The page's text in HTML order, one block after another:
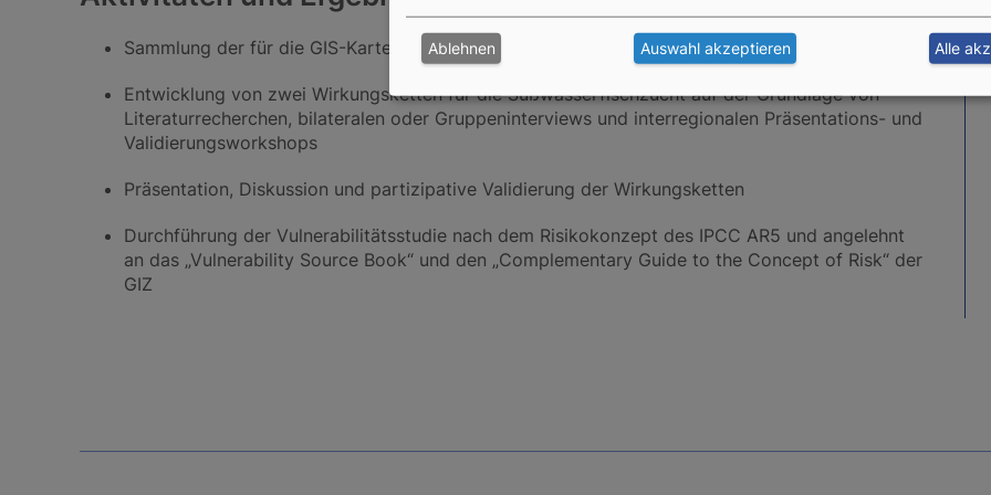
Sammlung der für die GIS-Karte benötigten Daten aus verschiedenen Quellen
Entwicklung von zwei Wirkungsketten für die Süßwasserfischzucht auf der Grundlage von
Literaturrecherchen, bilateralen oder Gruppeninterviews und interregionalen Präsentations- und
Validierungsworkshops
Präsentation, Diskussion und partizipative Validierung der Wirkungsketten
Durchführung der Vulnerabilitätsstudie nach dem Risikokonzept des IPCC AR5 und angelehnt
an das „Vulnerability Source Book“ und den „Complementary Guide to the Concept of Risk“ der
GIZ
Ablehnen Auswahl akzeptieren Alle